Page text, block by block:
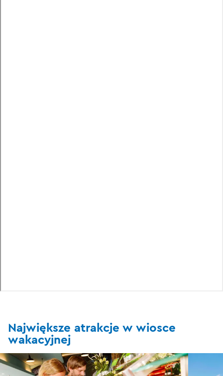
Największe atrakcje w wiosce
wakacyjnej